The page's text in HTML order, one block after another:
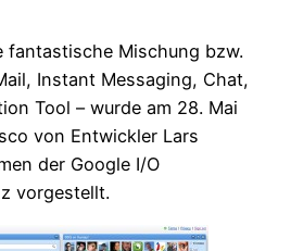
fantastische Mischung bzw.
Instant Messaging, Chat,
Tool – wurde am 28. Mai
von Entwickler Lars
der Google I/O
vorgestellt.